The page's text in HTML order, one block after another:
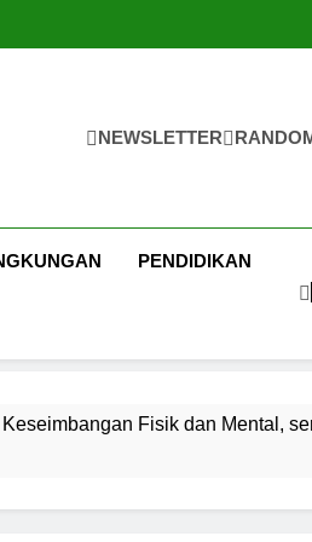
NEWSLETTER
PENDIDIKAN
Fisik dan Mental,